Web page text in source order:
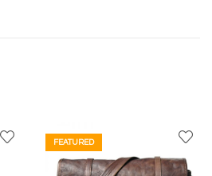
FEATURED